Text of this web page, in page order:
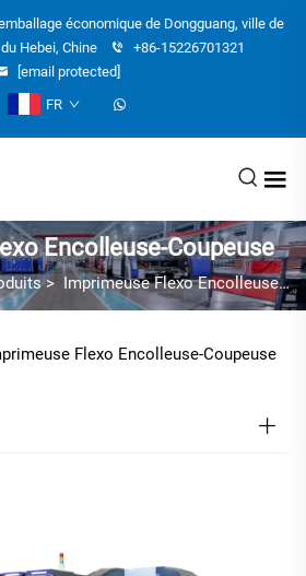
économique de Dongguang, ville de
Hebei, Chine
+86-15226701321
[email protected]
FR
Encolleuse-Coupeuse
> Imprimeuse Flexo Encolleuse-Coupeuse
Flexo Encolleuse-Coupeuse